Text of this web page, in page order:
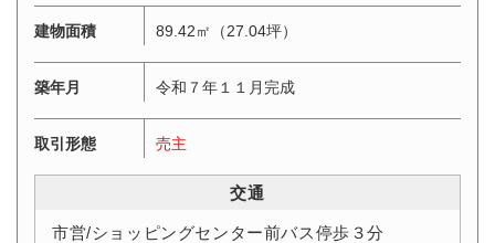
建物面積 89.42㎡（27.04坪）
築年月 令和７年１１月完成
取引形態 売主
交通
市営/ショッピングセンター前バス停歩３分